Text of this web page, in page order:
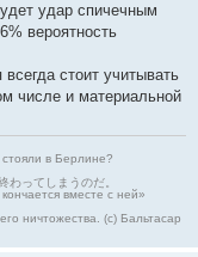
удар спичечным
вероятность
стоит учитывать
числе и материальной
стояли в Берлине?
わってしまうのだ。
вместе с ней»
ничтожества. (с) Бальтасар